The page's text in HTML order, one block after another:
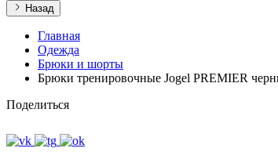
Назад
Главная
Одежда
Брюки и шорты
Брюки тренировочные Jogel PREMIER
Поделиться